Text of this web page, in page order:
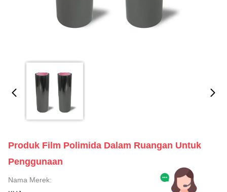
Produk Film Polimida Dalam Ruangan Untuk
Penggunaan
Nama Merek: